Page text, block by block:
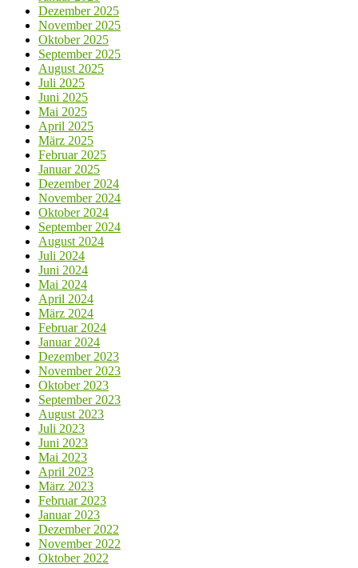
Dezember 2025
November 2025
Oktober 2025
September 2025
August 2025
Juli 2025
Juni 2025
Mai 2025
April 2025
März 2025
Februar 2025
Januar 2025
Dezember 2024
November 2024
Oktober 2024
September 2024
August 2024
Juli 2024
Juni 2024
Mai 2024
April 2024
März 2024
Februar 2024
Januar 2024
Dezember 2023
November 2023
Oktober 2023
September 2023
August 2023
Juli 2023
Juni 2023
Mai 2023
April 2023
März 2023
Februar 2023
Januar 2023
Dezember 2022
November 2022
Oktober 2022